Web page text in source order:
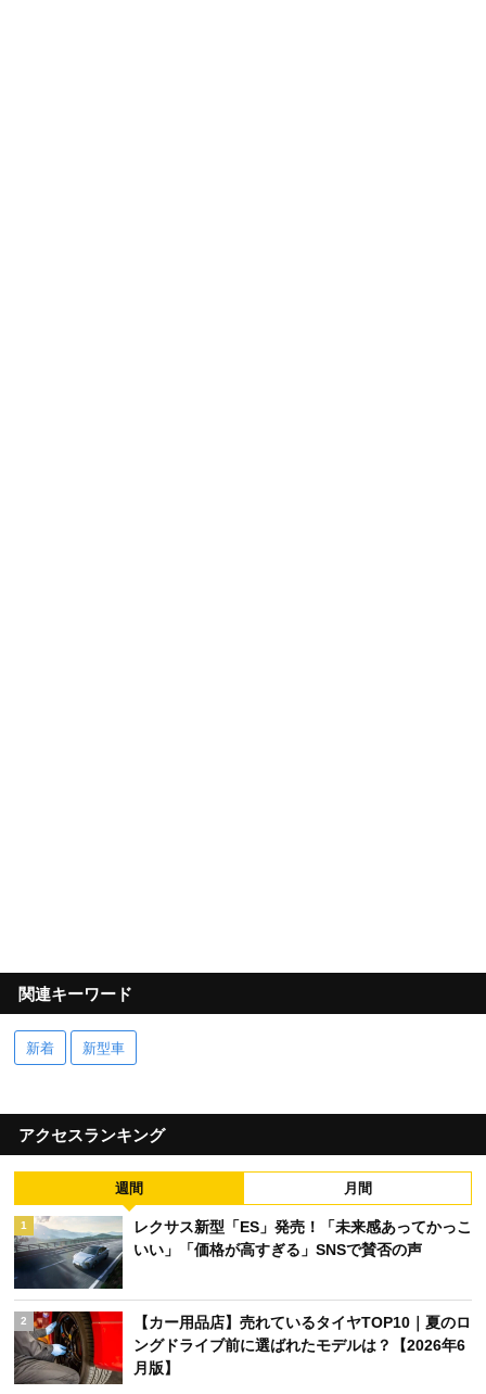
関連キーワード
新着 新型車
アクセスランキング
週間 月間
1
レクサス新型「ES」発売！「未来感あってかっこ
いい」「価格が高すぎる」SNSで賛否の声
2
【カー用品店】売れているタイヤTOP10｜夏のロ
ングドライブ前に選ばれたモデルは？【2026年6
月版】